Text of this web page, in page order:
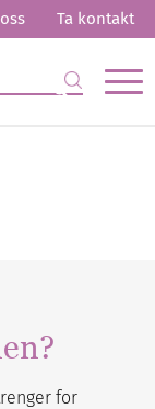
Ta kontakt
for